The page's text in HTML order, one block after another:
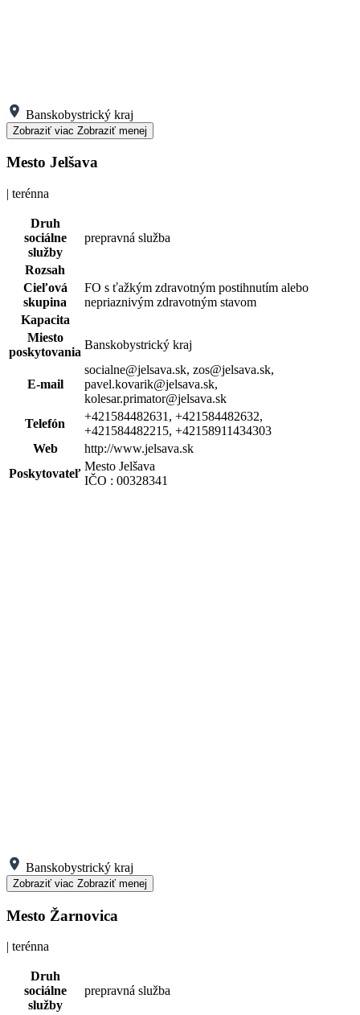
Banskobystrický kraj
Zobraziť viac Zobraziť menej
Mesto Jelšava
| terénna
Druh
sociálne
služby
prepravná služba
Rozsah
Cieľová
skupina
FO s ťažkým zdravotným postihnutím alebo
nepriaznivým zdravotným stavom
Kapacita
Miesto
poskytovania
Banskobystrický kraj
E-mail
socialne@jelsava.sk, zos@jelsava.sk,
pavel.kovarik@jelsava.sk,
kolesar.primator@jelsava.sk
Telefón
+421584482631, +421584482632,
+421584482215, +42158911434303
Web
http://www.jelsava.sk
Poskytovateľ
Mesto Jelšava
IČO : 00328341
Banskobystrický kraj
Zobraziť viac Zobraziť menej
Mesto Žarnovica
| terénna
Druh
sociálne
služby
prepravná služba